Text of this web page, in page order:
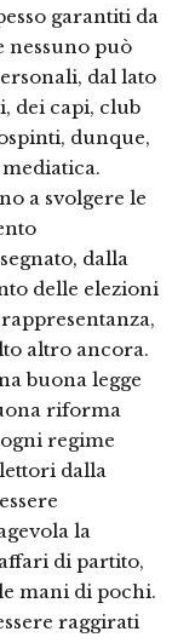
garantiti da
nessuno può
dal lato
dei capi, club
dunque,
a svolgere le
dalla
delle elezioni
altro ancora.
buona legge
riforma
regime
dalla
la
di partito,
mani di pochi.
raggirati